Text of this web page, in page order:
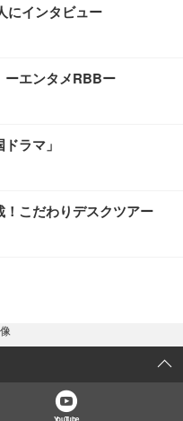
にインタビュー
ーエンタメRBBー
ラマ」
こだわりデスクツアー
YouTube